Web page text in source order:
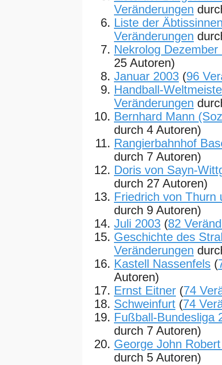
Veränderungen
Liste der
Veränderungen
Nekrolog Dezember
25 Autoren)
Januar 2003 (96
Handball-
Veränderungen
Bernhard Mann
durch 4 Autoren)
Rangierbahnhof
durch 7 Autoren)
Doris von Sayn-
durch 27 Autoren)
Friedrich von Thurn
durch 9 Autoren)
Juli 2003 (82
Geschichte des
Veränderungen
Kastell Nassenfels (
Autoren)
Ernst Eitner (74
Schweinfurt (74
Fußball-Bundesliga
durch 7 Autoren)
George John
durch 5 Autoren)